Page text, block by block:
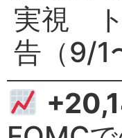
実視 ト
告（9/1